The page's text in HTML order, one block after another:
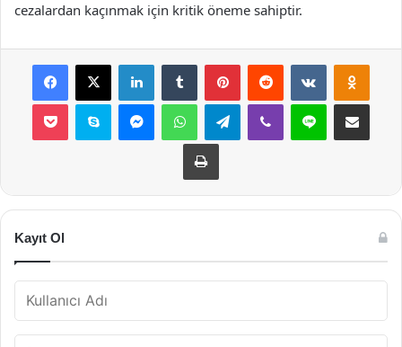
cezalardan kaçınmak için kritik öneme sahiptir.
Facebook
X LinkedInTumblr PinterestReddit VKontakte
Pocket Skype MessengerWhatsAppTelegramViber Line E-Posta ile
Yazdır
Kayıt Ol